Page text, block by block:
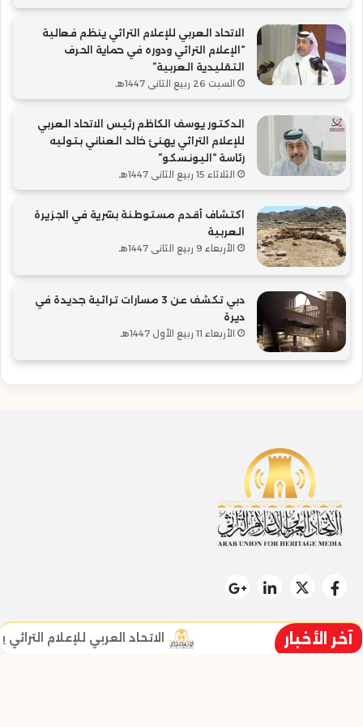
الاتحاد العربي للإعلام التراثي ينظم فعالية
“الإعلام التراثي ودوره في حماية الحرف
التقليدية العربية”
السبت 26 ربيع الثاني 1447هـ
الدكتور يوسف الكاظم رئيس الاتحاد العربي
للإعلام التراثي يهنئ خالد العناني بتوليه
رئاسة “اليونسكو”
الثلاثاء 15 ربيع الثاني 1447هـ
اكتشاف أقدم مستوطنة بشرية في الجزيرة
العربية
الأربعاء 9 ربيع الثاني 1447هـ
دبي تكشف عن 3 مسارات تراثية جديدة في
ديرة
الأربعاء 11 ربيع الأول 1447هـ
سياسة الخصوصية
آخر الأخبار الاتحاد العربي للإعلام التراثي